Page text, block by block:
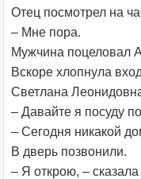
Отец посмотрел на
– Мне пора.
Мужчина поцеловал
Вскоре хлопнула
Светлана
– Давайте я посуду
– Сегодня никакой
В дверь позвонили.
– Я открою, –